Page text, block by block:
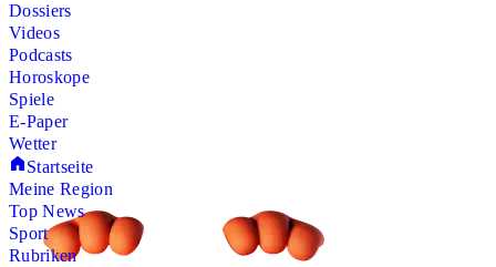
Dossiers
Videos
Podcasts
Horoskope
Spiele
E-Paper
Wetter
Startseite
Meine Region
Top News
Sport
Rubriken